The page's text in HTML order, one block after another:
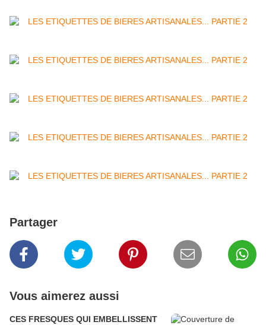
Partager
Vous aimerez aussi
CES FRESQUES QUI EMBELLISSENT